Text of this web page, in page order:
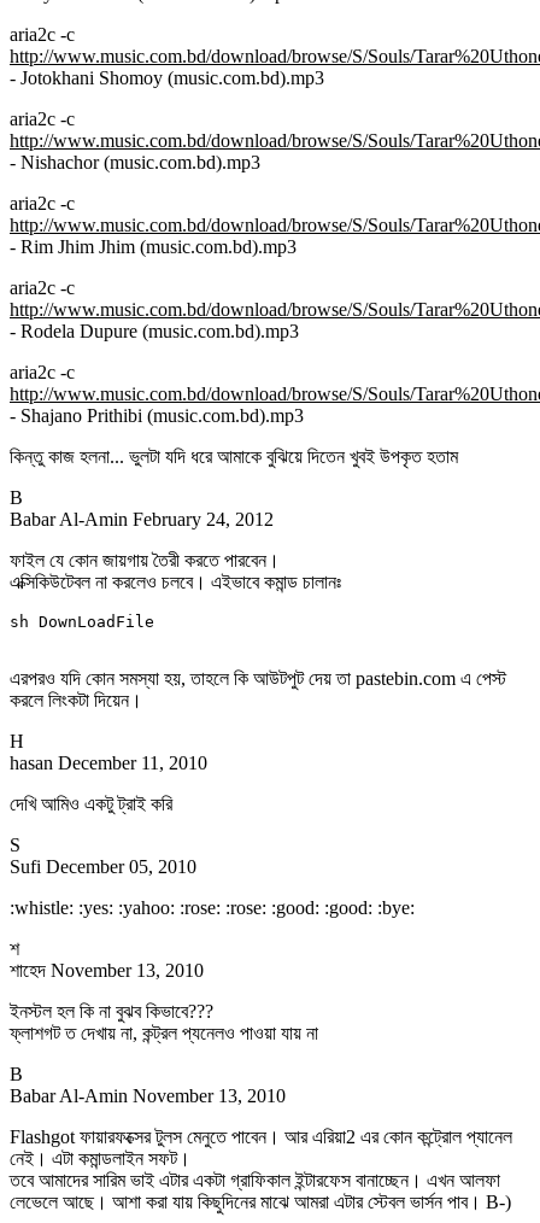
aria2c -c
http://www.music.com.bd/download/browse/S/Souls/
- Jotokhani Shomoy (music.com.bd).mp3
aria2c -c
http://www.music.com.bd/download/browse/S/Souls/
- Nishachor (music.com.bd).mp3
aria2c -c
http://www.music.com.bd/download/browse/S/Souls/
- Rim Jhim Jhim (music.com.bd).mp3
aria2c -c
http://www.music.com.bd/download/browse/S/Souls/
- Rodela Dupure (music.com.bd).mp3
aria2c -c
http://www.music.com.bd/download/browse/S/Souls/
- Shajano Prithibi (music.com.bd).mp3
কিন্তু কাজ হলনা... ভুলটা যদি ধরে আমাকে বুঝিয়ে দিতেন খুবই উপকৃত হতাম
B
Babar Al-Amin February 24, 2012
ফাইল যে কোন জায়গায় তৈরী করতে পারবেন।
এক্সিকিউটেবল না করলেও চলবে। এইভাবে কমান্ড চালানঃ
sh DownLoadFile
এরপরও যদি কোন সমস্যা হয়, তাহলে কি আউটপুট দেয় তা pastebin.com এ পেস্ট
করলে লিংকটা দিয়েন।
H
hasan December 11, 2010
দেখি আমিও একটু ট্রাই করি
S
Sufi December 05, 2010
:whistle: :yes: :yahoo: :rose: :rose: :good: :good: :bye:
শ
শাহেদ November 13, 2010
ইনস্টল হল কি না বুঝব কিভাবে???
ফ্লাশগট ত দেখায় না, কন্ট্রল প্যনেলও পাওয়া যায় না
B
Babar Al-Amin November 13, 2010
Flashgot ফায়ারফক্সের টুলস মেনুতে পাবেন। আর এরিয়া2 এর কোন কন্ট্রোল প্যানেল
নেই। এটা কমান্ডলাইন সফট।
তবে আমাদের সারিম ভাই এটার একটা গ্রাফিকাল ইন্টারফেস বানাচ্ছেন। এখন আলফা
লেভেলে আছে। আশা করা যায় কিছুদিনের মাঝে আমরা এটার স্টেবল ভার্সন পাব। B-)